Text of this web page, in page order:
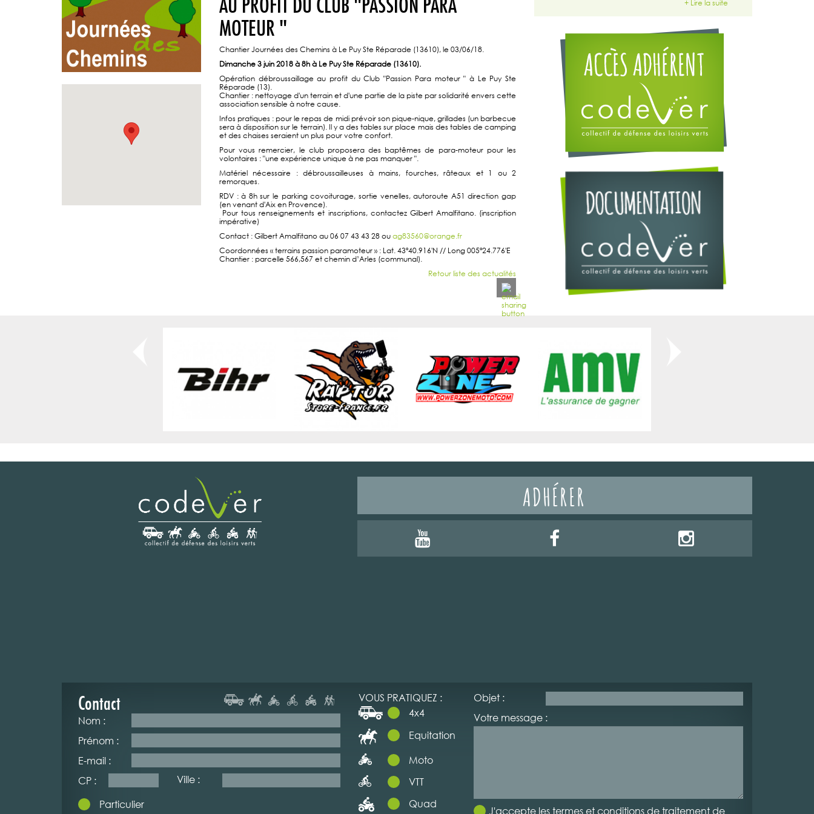
MOTEUR "
Chantier Journées des Chemins à Le Puy Ste Réparade (13610), le 03/06/18.
Dimanche 3 juin 2018 à 8h à Le Puy Ste Réparade (13610).
Opération débroussaillage au profit du Club "Passion Para moteur " à Le Puy Ste
Réparade (13).
Chantier : nettoyage d'un terrain et d'une partie de la piste par solidarité envers cette
association sensible à notre cause.
Infos pratiques : pour le repas de midi prévoir son pique-nique, grillades (un barbecue
sera à disposition sur le terrain). Il y a des tables sur place mais des tables de camping
et des chaises seraient un plus pour votre confort.
Pour vous remercier, le club proposera des baptêmes de para-moteur pour les
volontaires : "une expérience unique à ne pas manquer ".
Matériel nécessaire : débroussailleuses à mains, fourches, râteaux et 1 ou 2
remorques.
RDV : à 8h sur le parking covoiturage, sortie venelles, autoroute A51 direction gap
(en venant d'Aix en Provence).
Pour tous renseignements et inscriptions, contactez Gilbert Amalfitano. (inscription
impérative)
Contact : Gilbert Amalfitano au 06 07 43 43 28 ouag83560@orange.fr
Coordonnées « terrains passion paramoteur » : Lat. 43º40.916'N // Long 005º24.776'E
Chantier : parcelle 566,567 et chemin d’Arles (communal).
Retour liste des actualités
+ Lire la suite
ADHÉRER
Contact
Nom :
Prénom :
E-mail :
CP :
Ville :
Particulier
VOUS PRATIQUEZ :
4x4
Equitation
Moto
VTT
Quad
Objet :
Votre message :
J'accepte les termes et conditions de traitement de